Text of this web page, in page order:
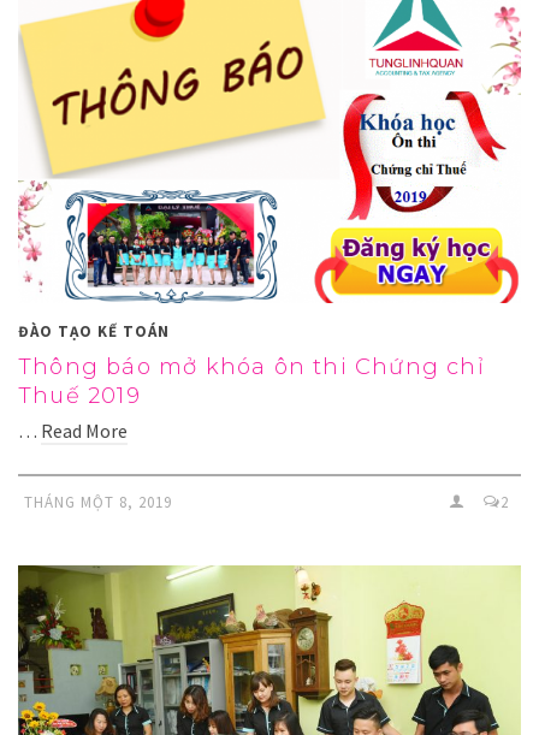
ĐÀO TẠO KẾ TOÁN
Thông báo mở khóa ôn thi Chứng chỉ
Thuế 2019
… Read More
THÁNG MỘT 8, 2019 2